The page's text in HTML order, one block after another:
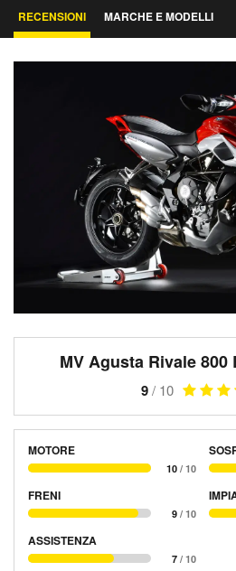
RECENSIONI MARCHE E MODELLI
MV Agusta Rivale 800
9/ 10
MOTORE
10 / 10
FRENI
9 / 10
ASSISTENZA
7 / 10